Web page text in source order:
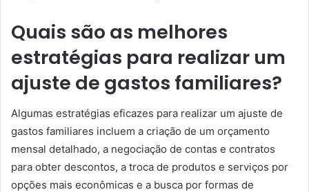
Quais são as melhores
estratégias para realizar um
ajuste de gastos familiares?
Algumas estratégias eficazes para realizar um ajuste de
gastos familiares incluem a criação de um orçamento
mensal detalhado, a negociação de contas e contratos
para obter descontos, a troca de produtos e serviços por
opções mais econômicas e a busca por formas de